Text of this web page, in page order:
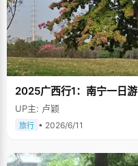
2025广西行1：南宁一日游
UP主: 卢颖
旅行 • 2026/6/11